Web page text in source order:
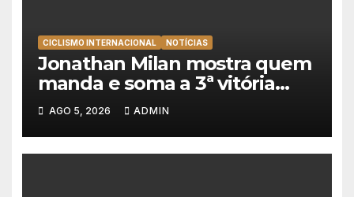
CICLISMO INTERNACIONAL NOTÍCIAS
Jonathan Milan mostra quem
manda e soma a 3ª vitória
consecutiva na Volta a
Polónia
AGO 5, 2026 ADMIN